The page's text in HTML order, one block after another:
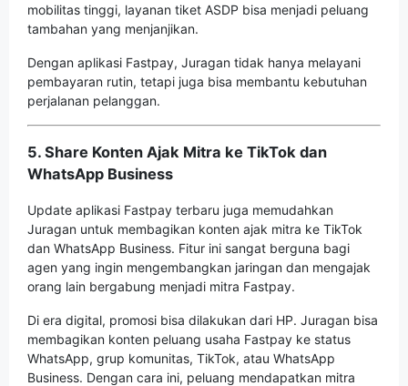
mobilitas tinggi, layanan tiket ASDP bisa menjadi peluang
tambahan yang menjanjikan.
Dengan aplikasi Fastpay, Juragan tidak hanya melayani
pembayaran rutin, tetapi juga bisa membantu kebutuhan
perjalanan pelanggan.
5. Share Konten Ajak Mitra ke TikTok dan
WhatsApp Business
Update aplikasi Fastpay terbaru juga memudahkan
Juragan untuk membagikan konten ajak mitra ke TikTok
dan WhatsApp Business. Fitur ini sangat berguna bagi
agen yang ingin mengembangkan jaringan dan mengajak
orang lain bergabung menjadi mitra Fastpay.
Di era digital, promosi bisa dilakukan dari HP. Juragan bisa
membagikan konten peluang usaha Fastpay ke status
WhatsApp, grup komunitas, TikTok, atau WhatsApp
Business. Dengan cara ini, peluang mendapatkan mitra